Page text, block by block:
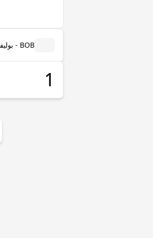
BOB - بوليفيانو بوليفي